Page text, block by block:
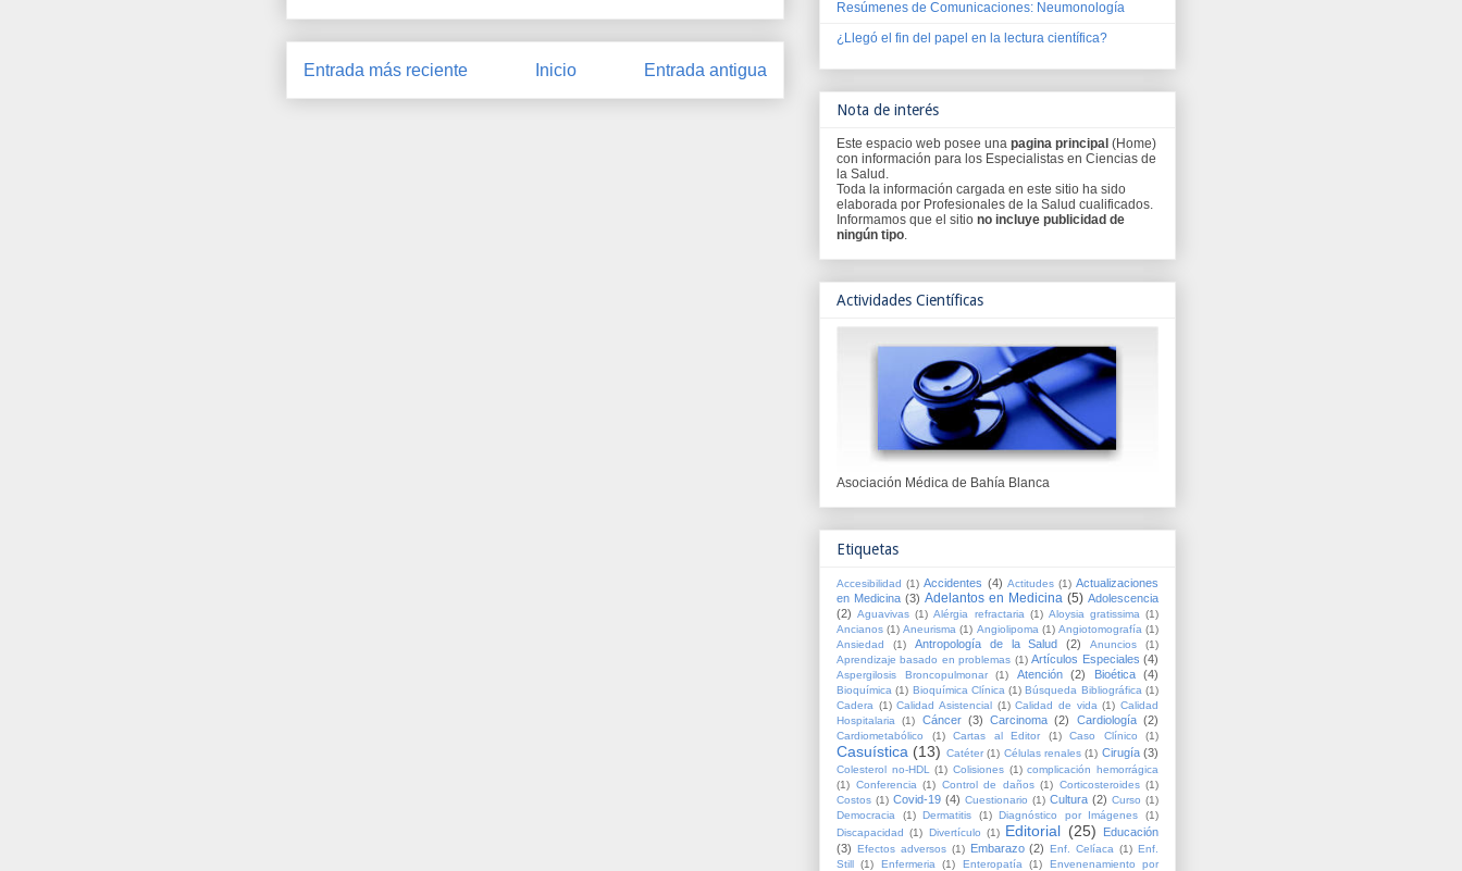
Entrada más reciente Entrada antigua
Inicio
Resúmenes de Comunicaciones: Neumonología
¿Llegó el fin del papel en la lectura científica?
Nota de interés
Este espacio web posee una pagina principal (Home)
con información para los Especialistas en Ciencias de
la Salud.
Toda la información cargada en este sitio ha sido
elaborada por Profesionales de la Salud cualificados.
Informamos que el sitio no incluye publicidad de
ningún tipo.
Actividades Científicas
Asociación Médica de Bahía Blanca
Etiquetas
Accesibilidad (1) Accidentes (4) Actitudes (1) Actualizaciones
en Medicina (3) Adelantos en Medicina (5) Adolescencia
(2) Aguavivas (1) Alérgia refractaria (1) Aloysia gratissima (1)
Ancianos (1) Aneurisma (1) Angiolipoma (1) Angiotomografía (1)
Ansiedad
(1) Antropología de la Salud (2) Anuncios
(1)
Aprendizaje basado en problemas (1) Artículos Especiales (4)
Aspergilosis Broncopulmonar (1) Atención (2) Bioética (4)
Bioquímica (1) Bioquímica Clínica (1) Búsqueda Bibliográfica (1)
Cadera (1) Calidad Asistencial (1) Calidad de vida (1) Calidad
Hospitalaria
(1) Cáncer (3) Carcinoma (2) Cardiología (2)
Cardiometabólico (1) Cartas al Editor (1) Caso Clínico (1)
Casuística (13) Catéter (1) Células renales (1) Cirugía (3)
Colesterol no-HDL (1) Colisiones (1) complicación hemorrágica
(1) Conferencia (1) Control de daños (1) Corticosteroides (1)
Costos (1) Covid-19 (4) Cuestionario (1) Cultura (2) Curso (1)
Democracia
(1) Dermatitis (1) Diagnóstico por Imágenes
(1)
Discapacidad (1) Divertículo (1) Editorial (25)
Educación
(3) Efectos adversos (1) Embarazo (2) Enf. Celíaca (1) Enf.
Still (1) Enfermeria (1) Enteropatía (1)
Envenenamiento por